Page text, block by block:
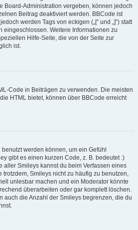
Board-Administration vergeben, können jedoch
Beitrag deaktiviert werden. BBCode ist
werden Tags von eckigen („[“ und „]“) statt
eingeschlossen. Weitere Informationen zu
Hilfe-Seite, die von der Seite zur
ist.
Code in Beiträgen zu verwenden. Die meisten
HTML bietet, können über BBCode erreicht
werden können, um ein Gefühl
gibt es einen kurzen Code, z. B. bedeutet :)
aller Smileys kannst du beim Verfassen eines
trotzdem, Smileys nicht zu häufig zu benutzen,
unlesbar machen und ein Moderator könnte
überarbeiten oder gar komplett löschen.
auch die Anzahl der Smileys begrenzen, die du